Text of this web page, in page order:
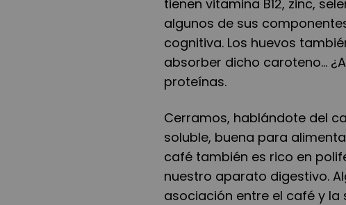
tienen vitamina B12, zinc,
algunos de sus
cognitiva. Los huevos
absorber dicho caroteno... ¿
proteínas.
Cerramos, hablándote del
soluble, buena para
café también es rico en
nuestro aparato digestivo.
asociación entre el café y